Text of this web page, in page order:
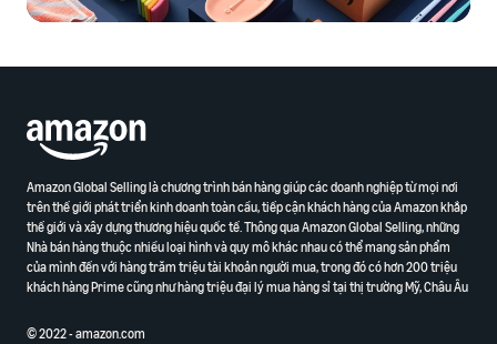
Amazon Global Selling là chương trình bán hàng giúp các doanh nghiệp từ mọi nơi
trên thế giới phát triển kinh doanh toàn cầu, tiếp cận khách hàng của Amazon khắp
thế giới và xây dựng thương hiệu quốc tế. Thông qua Amazon Global Selling, những
Nhà bán hàng thuộc nhiều loại hình và quy mô khác nhau có thể mang sản phẩm
của mình đến với hàng trăm triệu tài khoản người mua, trong đó có hơn 200 triệu
khách hàng Prime cũng như hàng triệu đại lý mua hàng sỉ tại thị trường Mỹ, Châu Âu
© 2022 - amazon.com